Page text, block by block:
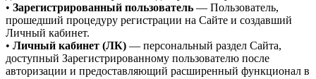
• Зарегистрированный пользователь — Пользователь,
прошедший процедуру регистрации на Сайте и создавший
Личный кабинет.
• Личный кабинет (ЛК) — персональный раздел Сайта,
доступный Зарегистрированному пользователю после
авторизации и предоставляющий расширенный функционал в